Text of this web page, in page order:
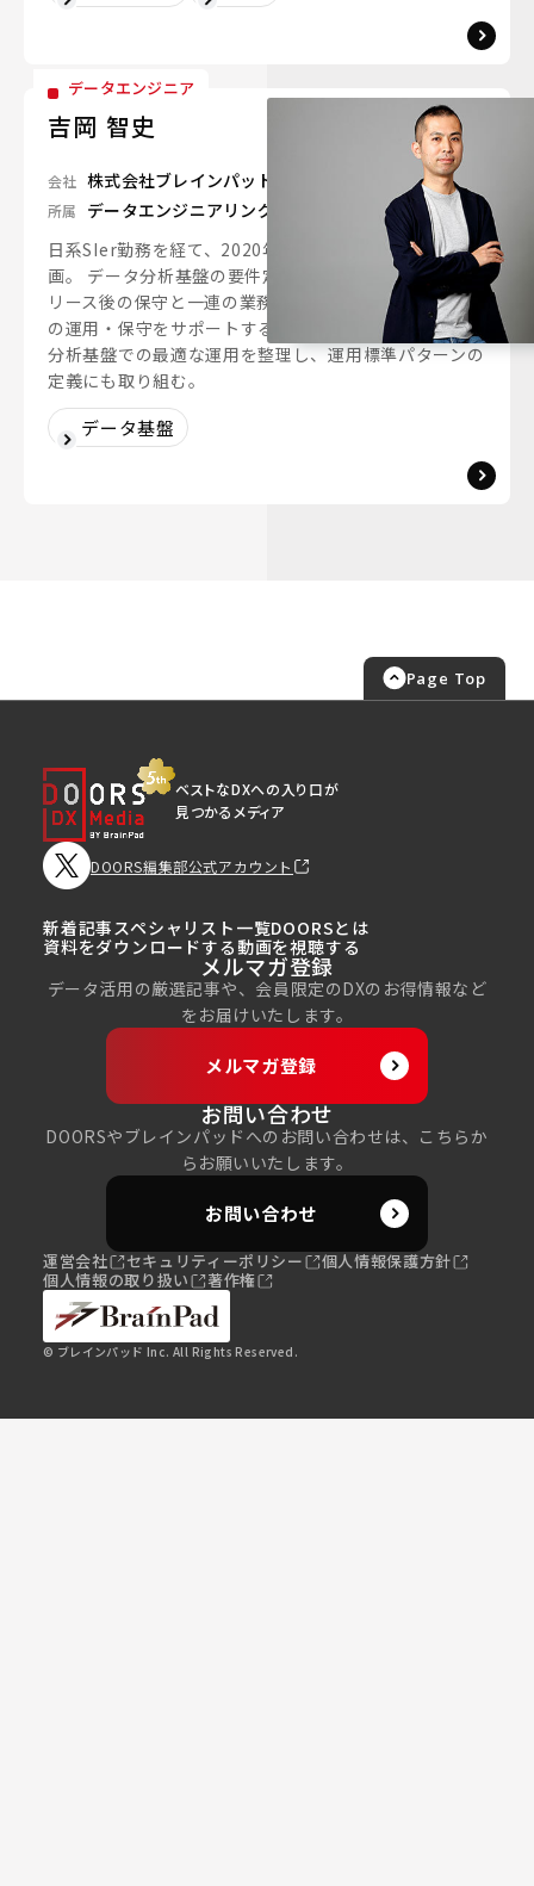
データエンジニア
吉岡 智史
会社 株式会社ブレインパッド
所属
データエンジニアリングユニット
日系SIer勤務を経て、2020年にブレインパッドに参
画。 データ分析基盤の要件定義と運用設計および、リ
リース後の保守と一連の業務を担当。複数クライアント
の運用・保守をサポートする。案件の経験から、データ
分析基盤での最適な運用を整理し、運用標準パターンの
定義にも取り組む。
データ基盤
Page Top
ベストなDXへの入り口が
見つかるメディア
DOORS編集部公式アカウント
新着記事スペシャリスト一覧DOORSとは
資料をダウンロードする動画を視聴する
メルマガ登録
データ活用の厳選記事や、会員限定のDXのお得情報など
をお届けいたします。
メルマガ登録
お問い合わせ
DOORSやブレインパッドへのお問い合わせは、こちらか
らお願いいたします。
お問い合わせ
運営会社 セキュリティーポリシー
個人情報保護方針
個人情報の取り扱い
著作権
© ブレインパッド Inc. All Rights Reserved.